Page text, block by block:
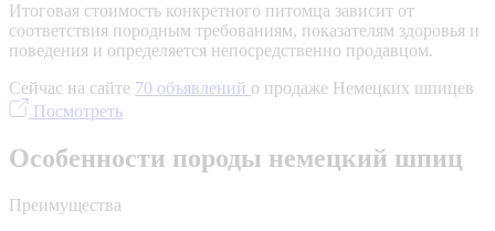
Итоговая стоимость конкретного питомца зависит от
соответствия породным требованиям, показателям здоровья и
поведения и определяется непосредственно продавцом.
Сейчас на сайте 70 объявлений о продаже Немецких шпицев
Посмотреть
Особенности породы немецкий шпиц
Преимущества